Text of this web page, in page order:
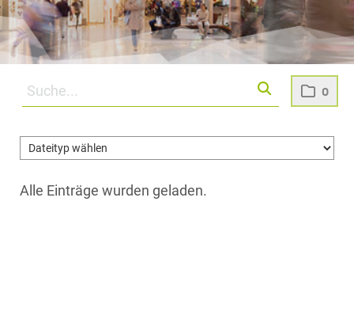
0
Alle Einträge wurden geladen.